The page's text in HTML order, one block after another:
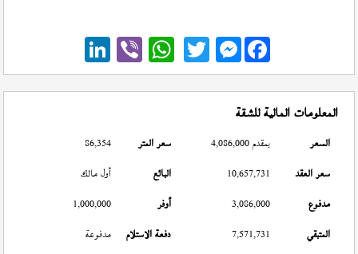
Messenger
المعلومات المالية للشقة
السعر بمقدم 4,086,000 سعر المتر
86,354
سعر العقد
10,657,731 البائع
أول مالك
مدفوع
3,086,000 أوفر
1,000,000
المتبقي
7,571,731 دفعة الاستلام
مدفوعة